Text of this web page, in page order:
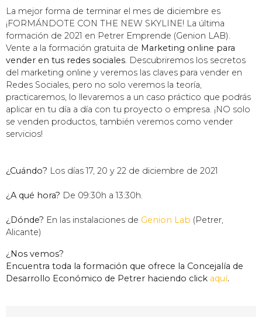
La mejor forma de terminar el mes de diciembre es
¡FORMÁNDOTE CON THE NEW SKYLINE! La última
formación de 2021 en Petrer Emprende (Genion LAB).
Vente a la formación gratuita de Marketing online para
vender en tus redes sociales. Descubriremos los secretos
del marketing online y veremos las claves para vender en
Redes Sociales, pero no solo veremos la teoría,
practicaremos, lo llevaremos a un caso práctico que podrás
aplicar en tu día a día con tu proyecto o empresa. ¡NO solo
se venden productos, también veremos como vender
servicios!
¿Cuándo? Los días 17, 20 y 22 de diciembre de 2021
¿A qué hora? De 09:30h a 13:30h.
¿Dónde? En las instalaciones de Genion Lab (Petrer,
Alicante)
¿Nos vemos?
Encuentra toda la formación que ofrece la Concejalía de
Desarrollo Económico de Petrer haciendo click aquí.